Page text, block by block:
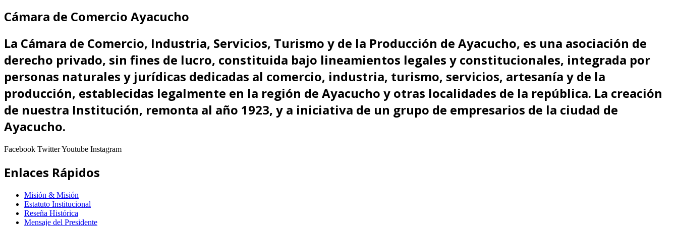
Cámara de Comercio Ayacucho
La Cámara de Comercio, Industria, Servicios, Turismo y de la Producción de Ayacucho, es una asociación de
derecho privado, sin fines de lucro, constituida bajo lineamientos legales y constitucionales, integrada por
personas naturales y jurídicas dedicadas al comercio, industria, turismo, servicios, artesanía y de la
producción, establecidas legalmente en la región de Ayacucho y otras localidades de la república. La creación
de nuestra Institución, remonta al año 1923, y a iniciativa de un grupo de empresarios de la ciudad de
Ayacucho.
Facebook TwitterYoutube Instagram
Enlaces Rápidos
Misión & Misión
Estatuto Institucional
Reseña Histórica
Mensaje del Presidente